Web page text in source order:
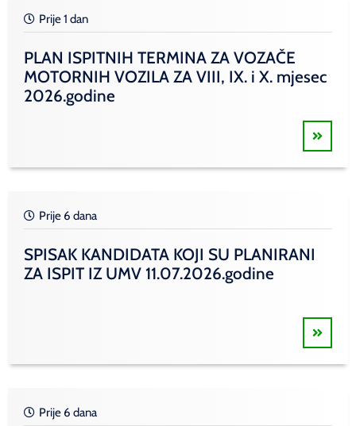
Prije 1 dan
PLAN ISPITNIH TERMINA ZA VOZAČE
MOTORNIH VOZILA ZA VIII, IX. i X. mjesec
2026.godine
Prije 6 dana
SPISAK KANDIDATA KOJI SU PLANIRANI
ZA ISPIT IZ UMV 11.07.2026.godine
Prije 6 dana